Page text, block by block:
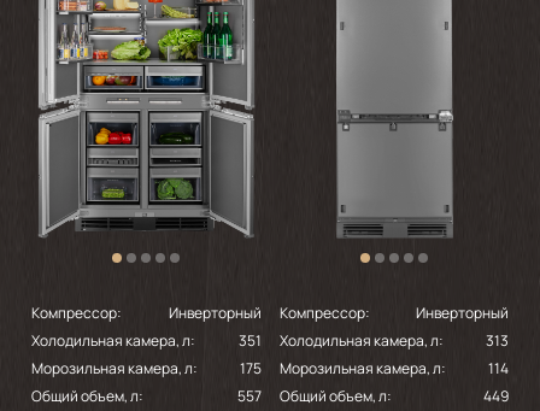
Компрессор:
Инверторный
Холодильная камера, л:
351
Морозильная камера, л:
175
Общий объем, л:
557
Компрессор:
Инверторный
Холодильная камера, л:
313
Морозильная камера, л:
114
Общий объем, л:
449